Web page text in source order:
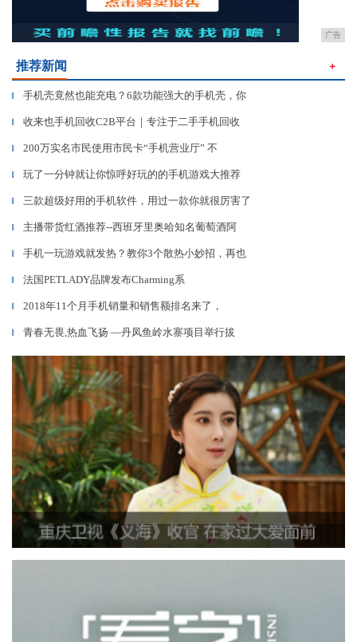
广告
推荐新闻 ＋
▎ 手机壳竟然也能充电？6款功能强大的手机壳，你
▎ 收来也手机回收C2B平台｜专注于二手手机回收
▎ 200万实名市民使用市民卡“手机营业厅” 不
▎ 玩了一分钟就让你惊呼好玩的的手机游戏大推荐
▎ 三款超级好用的手机软件，用过一款你就很厉害了
▎ 主播带货红酒推荐--西班牙里奥哈知名葡萄酒阿
▎ 手机一玩游戏就发热？教你3个散热小妙招，再也
▎ 法国PETLADY品牌发布Charming系
▎ 2018年11个月手机销量和销售额排名来了，
▎ 青春无畏,热血飞扬 —丹凤鱼岭水寨项目举行拔